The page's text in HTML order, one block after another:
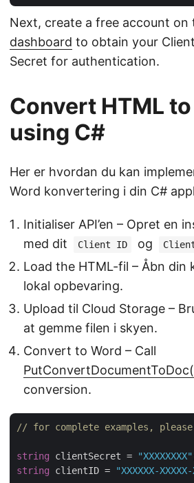
Next, create a free account on
dashboard to obtain your
Secret for authentication.
Convert HTML to
using C#
Her er hvordan du kan
Word konvertering i din C#
Initialiser API’en – Opret en
med dit Client ID og
Load the HTML-fil – Åbn din
lokal opbevaring.
Upload til Cloud Storage –
at gemme filen i skyen.
Convert to Word – Call
conversion.
// for complete examples,
string clientSecret = "XXXXXXXX"
string clientID = "XXXXXX-